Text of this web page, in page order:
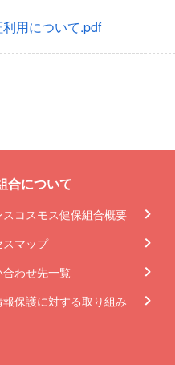
用について.pdf
合について
スコスモス健保組合概要
スマップ
合わせ先一覧
保護に対する取り組み